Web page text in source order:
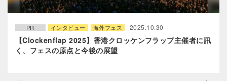
PR インタビュー 海外フェス 2025.10.30
【Clockenflap 2025】香港クロッケンフラップ主催者に訊
く、フェスの原点と今後の展望